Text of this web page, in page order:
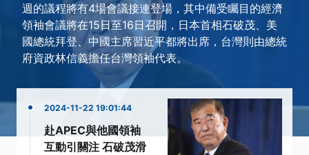
週的議程將有4場會議接連登場，其中備受矚目的經濟
領袖會議將在15日至16日召開，日本首相石破茂、美
國總統拜登、中國主席習近平都將出席，台灣則由總統
府資政林信義擔任台灣領袖代表。
2024-11-22 19:01:44
赴APEC與他國領袖
互動引關注 石破茂滑